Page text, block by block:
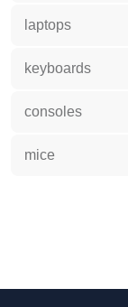
laptops
keyboards
consoles
mice